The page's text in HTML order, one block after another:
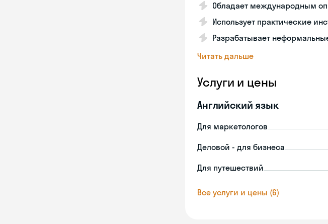
Обладает международным
Использует практические
Разрабатывает
Читать дальше
Услуги и цены
Английский язык
Для маркетологов
Деловой - для бизнеса
Для путешествий
Все услуги и цены (6)